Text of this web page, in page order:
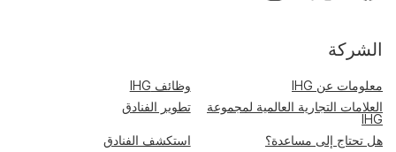
الشركة
معلومات عن IHG
وظائف IHG
العلامات التجارية العالمية لمجموعة
IHG
تطوير الفنادق
هل تحتاج إلى مساعدة؟
استكشف الفنادق